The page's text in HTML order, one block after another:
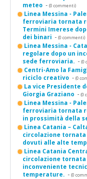
meteo - (0 commenti)
Linea Messina -
ferroviaria tornata
Termini Imerese
dei binari - (0 commenti)
Linea Messina -
regolare dopo un
sede ferroviaria. - (0
Centri-Amo la
riciclo creativo - (0
La vice Presidente
Giorgia Graziano - (0
Linea Messina -
ferroviaria tornata
in prossimità della
Linea Catania –
circolazione
dovuti alle alte
Linea Catania
circolazione tornata
inconveniente
temperature. - (0